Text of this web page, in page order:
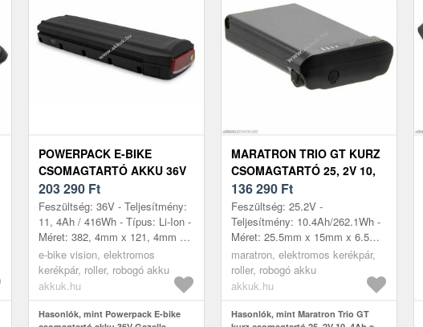
POWERPACK E-BIKE
CSOMAGTARTÓ AKKU 36V
GAZELLE INNERGY
TÍPUSOKHOZ, 17AH
203 290 Ft
Feszültség: 36V - Teljesítmény:
11, 4Ah / 416Wh - Típus: Li-Ion -
Méret: 382, 4mm x 121, 4mm x
71, 5mm - kompatibilis modellek:
INNERGY INNERGY PUR...
e-bike vision, elektromos
kerékpár, roller, robogó akku
akkuk.hu
Hasonlók, mint Powerpack E-bike
MARATRON TRIO GT KURZ
CSOMAGTARTÓ 25, 2V 10,
4AH E-BIKE AKKU
136 290 Ft
Feszültség: 25.2V -
Teljesítmény: 10.4Ah/262.1Wh -
Méret: 25.5mm x 15mm x 6.5mm
- kompatibilis modellek: Prophete
TRIO
maratron, elektromos kerékpár,
roller, robogó akku
akkuk.hu
Hasonlók, mint Maratron Trio GT